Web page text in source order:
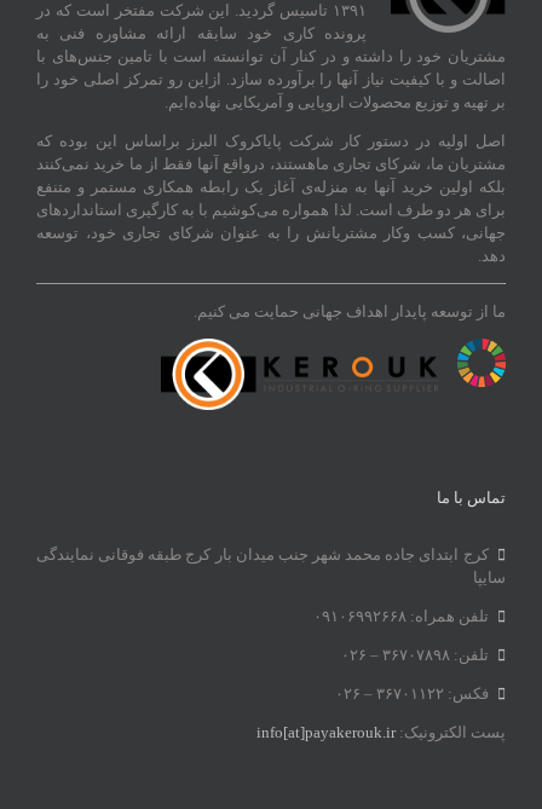
۱۳۹۱ تاسیس گردید. این شرکت مفتخر است که در
پرونده کاری خود سابقه ارائه مشاوره فنی به
مشتریان خود را داشته و در کنار آن توانسته‌ است با تامین جنس‌های با
اصالت و با کیفیت نیاز آنها را برآورده سازد. ازاین‌ رو تمرکز اصلی خود را
بر تهیه و توزیع محصولات اروپایی و آمریکایی نهاده‌ایم.
اصل اولیه در دستور کار شرکت پایاکروک البرز براساس این بوده که
مشتریان ما، شرکای تجاری ماهستند، درواقع آنها فقط از ما خرید نمی‌کنند
بلکه اولین خرید آنها به منزله‌ی آغاز یک رابطه همکاری مستمر و متنفع
برای هر دو طرف است. لذا همواره می‌کوشیم با به کارگیری استانداردهای
جهانی، کسب‌ و‌کار مشتریانش را به عنوان شرکای تجاری خود، توسعه
دهد.
ما از توسعه پایدار اهداف جهانی حمایت می کنیم.
تماس با ما
کرج ابتدای جاده محمد شهر جنب میدان بار کرج طبقه فوقانی نمایندگی
سایپا
تلفن همراه: ۰۹۱۰۶۹۹۲۶۶۸
تلفن: ۳۶۷۰۷۸۹۸ – ۰۲۶
فکس: ۳۶۷۰۱۱۲۲ – ۰۲۶
پست الکترونیک:info[at]payakerouk.ir